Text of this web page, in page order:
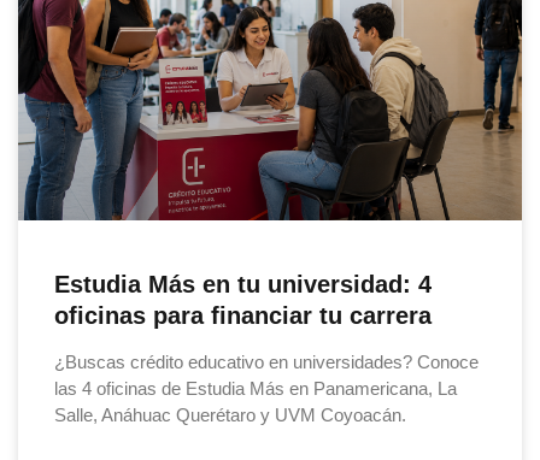
Estudia Más en tu universidad: 4
oficinas para financiar tu carrera
¿Buscas crédito educativo en universidades? Conoce
las 4 oficinas de Estudia Más en Panamericana, La
Salle, Anáhuac Querétaro y UVM Coyoacán.